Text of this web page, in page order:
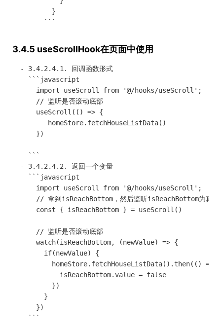
          }
3.4.5 useScrollHook在页面中使用
  - 3.4.2.4.1. 回调函数形式
    ```javascript
      import useScroll from '@/hooks/useScroll';
      // 监听是否滚动底部
      useScroll(() => {
         homeStore.fetchHouseListData()
      })
    ```
  - 3.4.2.4.2. 返回一个变量
    ```javascript
      import useScroll from '@/hooks/useScroll';
// 拿到isReachBottom，然后监听isReachBottom为真的
      const { isReachBottom } = useScroll()
      // 监听是否滚动底部
      watch(isReachBottom, (newValue) => {
        if(newValue) {
          homeStore.fetchHouseListData().then(() => {
            isReachBottom.value = false
          })
        }
      })